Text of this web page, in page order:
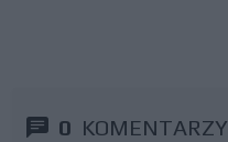
0 KOMENTARZY